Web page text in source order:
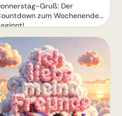
Gruß: Der
zum Wochenende